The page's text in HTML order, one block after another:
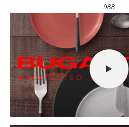
988